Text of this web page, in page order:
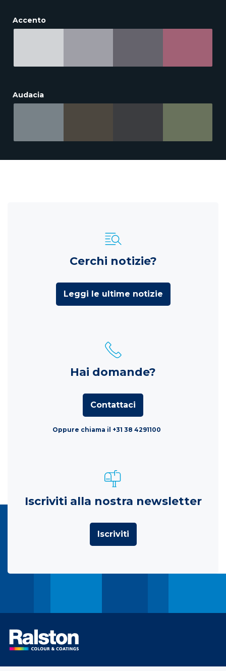
Accento
Audacia
Cerchi notizie?
Leggi le ultime notizie
Hai domande?
Contattaci
Oppure chiama il +31 38 4291100
Iscriviti alla nostra newsletter
Iscriviti